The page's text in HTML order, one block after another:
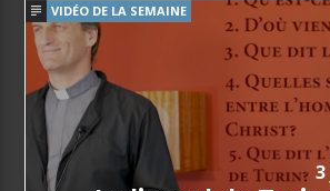
VIDÉO DE LA SEMAINE